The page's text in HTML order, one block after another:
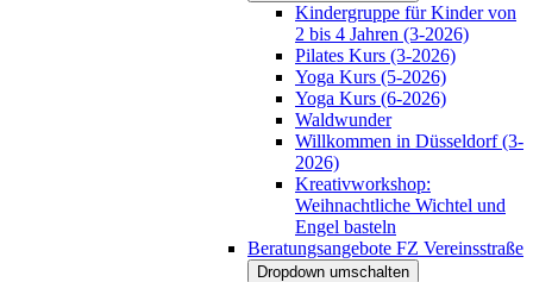
Kindergruppe für Kinder von
2 bis 4 Jahren (3-2026)
Pilates Kurs (3-2026)
Yoga Kurs (5-2026)
Yoga Kurs (6-2026)
Waldwunder
Willkommen in Düsseldorf (3-
2026)
Kreativworkshop:
Weihnachtliche Wichtel und
Engel basteln
Beratungsangebote FZ Vereinsstraße
Dropdown umschalten